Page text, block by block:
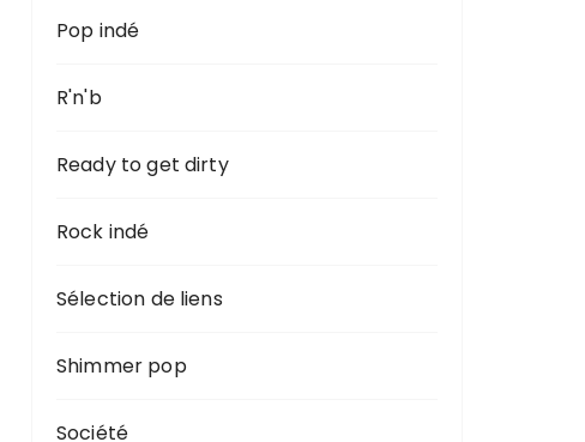
Pop indé
R'n'b
Ready to get dirty
Rock indé
Sélection de liens
Shimmer pop
Société